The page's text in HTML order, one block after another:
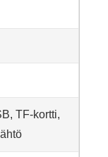
TF-kortti,